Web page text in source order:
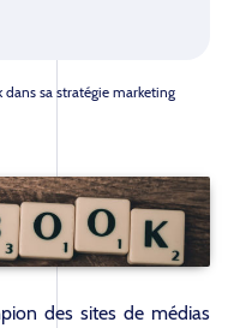
dans sa stratégie marketing
des sites de médias